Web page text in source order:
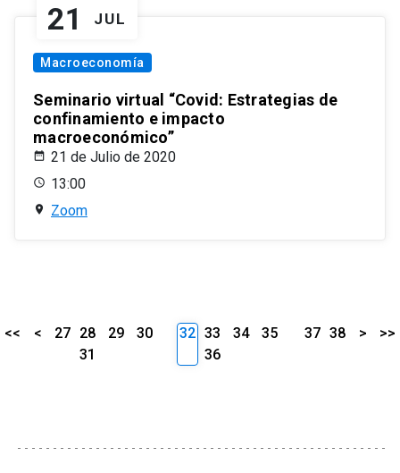
21 JUL
Macroeconomía
Seminario virtual “Covid: Estrategias de
confinamiento e impacto
macroeconómico”
21 de Julio de 2020
13:00
Zoom
<< < 27 28 29
30
31
32 33 34
35
36
37 38 > >>